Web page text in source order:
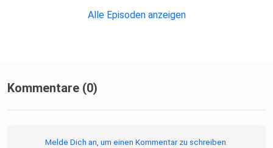
Alle Episoden anzeigen
Kommentare (0)
Melde Dich an, um einen Kommentar zu schreiben.